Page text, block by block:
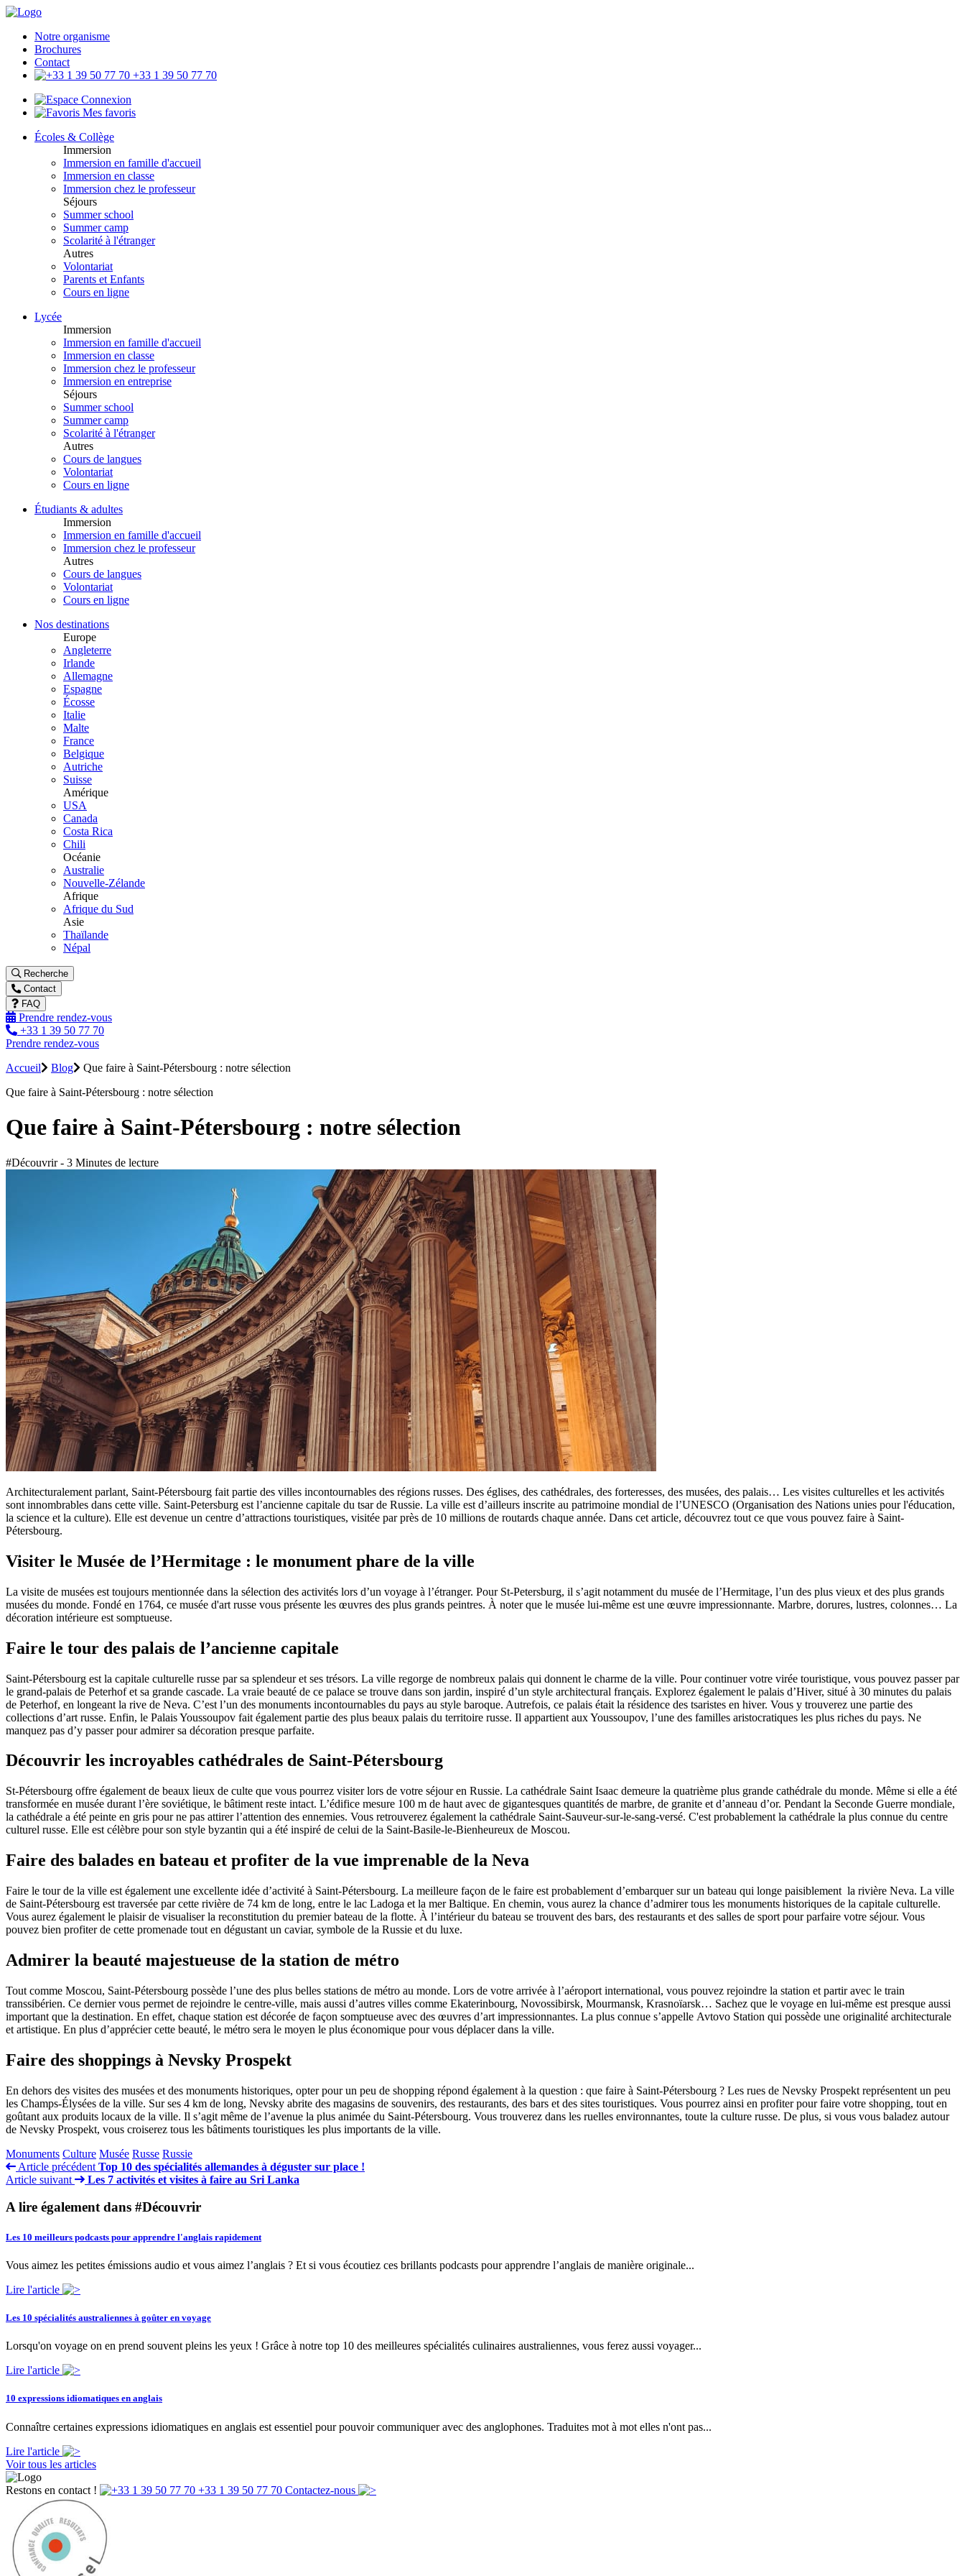
Notre organisme
Brochures
Contact
+33 1 39 50 77 70
Connexion
Mes favoris
Écoles & Collège
Immersion
Immersion en famille d'accueil
Immersion en classe
Immersion chez le professeur
Séjours
Summer school
Summer camp
Scolarité à l'étranger
Autres
Volontariat
Parents et Enfants
Cours en ligne
Lycée
Immersion
Immersion en famille d'accueil
Immersion en classe
Immersion chez le professeur
Immersion en entreprise
Séjours
Summer school
Summer camp
Scolarité à l'étranger
Autres
Cours de langues
Volontariat
Cours en ligne
Étudiants & adultes
Immersion
Immersion en famille d'accueil
Immersion chez le professeur
Autres
Cours de langues
Volontariat
Cours en ligne
Nos destinations
Europe
Angleterre
Irlande
Allemagne
Espagne
Écosse
Italie
Malte
France
Belgique
Autriche
Suisse
Amérique
USA
Canada
Costa Rica
Chili
Océanie
Australie
Nouvelle-Zélande
Afrique
Afrique du Sud
Asie
Thaïlande
Népal
Recherche
Contact
FAQ
Prendre rendez-vous
+33 1 39 50 77 70
Prendre rendez-vous
Accueil
Blog
Que faire à Saint-Pétersbourg : notre sélection
Que faire à Saint-Pétersbourg : notre sélection
Que faire à Saint-Pétersbourg : notre sélection
#Découvrir - 3 Minutes de lecture
Architecturalement parlant, Saint-Pétersbourg fait partie des villes incontournables des régions russes. Des églises, des cathédrales, des forteresses, des musées, des palais… Les visites culturelles et les activités
sont innombrables dans cette ville. Saint-Petersburg est l’ancienne capitale du tsar de Russie. La ville est d’ailleurs inscrite au patrimoine mondial de l’UNESCO (Organisation des Nations unies pour l'éducation,
la science et la culture). Elle est devenue un centre d’attractions touristiques, visitée par près de 10 millions de routards chaque année. Dans cet article, découvrez tout ce que vous pouvez faire à Saint-
Pétersbourg.
Visiter le Musée de l’Hermitage : le monument phare de la ville
La visite de musées est toujours mentionnée dans la sélection des activités lors d’un voyage à l’étranger. Pour St-Petersburg, il s’agit notamment du musée de l’Hermitage, l’un des plus vieux et des plus grands
musées du monde. Fondé en 1764, ce musée d'art russe vous présente les œuvres des plus grands peintres. À noter que le musée lui-même est une œuvre impressionnante. Marbre, dorures, lustres, colonnes… La
décoration intérieure est somptueuse.
Faire le tour des palais de l’ancienne capitale
Saint-Pétersbourg est la capitale culturelle russe par sa splendeur et ses trésors. La ville regorge de nombreux palais qui donnent le charme de la ville. Pour continuer votre virée touristique, vous pouvez passer par
le grand-palais de Peterhof et sa grande cascade. La vraie beauté de ce palace se trouve dans son jardin, inspiré d’un style architectural français. Explorez également le palais d’Hiver, situé à 30 minutes du palais
de Peterhof, en longeant la rive de Neva. C’est l’un des monuments incontournables du pays au style baroque. Autrefois, ce palais était la résidence des tsaristes en hiver. Vous y trouverez une partie des
collections d’art russe. Enfin, le Palais Youssoupov fait également partie des plus beaux palais du territoire russe. Il appartient aux Youssoupov, l’une des familles aristocratiques les plus riches du pays. Ne
manquez pas d’y passer pour admirer sa décoration presque parfaite.
Découvrir les incroyables cathédrales de Saint-Pétersbourg
St-Pétersbourg offre également de beaux lieux de culte que vous pourrez visiter lors de votre séjour en Russie. La cathédrale Saint Isaac demeure la quatrième plus grande cathédrale du monde. Même si elle a été
transformée en musée durant l’ère soviétique, le bâtiment reste intact. L’édifice mesure 100 m de haut avec de gigantesques quantités de marbre, de granite et d’anneau d’or. Pendant la Seconde Guerre mondiale,
la cathédrale a été peinte en gris pour ne pas attirer l’attention des ennemies. Vous retrouverez également la cathédrale Saint-Sauveur-sur-le-sang-versé. C'est probablement la cathédrale la plus connue du centre
culturel russe. Elle est célèbre pour son style byzantin qui a été inspiré de celui de la Saint-Basile-le-Bienheureux de Moscou.
Faire des balades en bateau et profiter de la vue imprenable de la Neva
Faire le tour de la ville est également une excellente idée d’activité à Saint-Pétersbourg. La meilleure façon de le faire est probablement d’embarquer sur un bateau qui longe paisiblement la rivière Neva. La ville
de Saint-Pétersbourg est traversée par cette rivière de 74 km de long, entre le lac Ladoga et la mer Baltique. En chemin, vous aurez la chance d’admirer tous les monuments historiques de la capitale culturelle.
Vous aurez également le plaisir de visualiser la reconstitution du premier bateau de la flotte. À l’intérieur du bateau se trouvent des bars, des restaurants et des salles de sport pour parfaire votre séjour. Vous
pouvez bien profiter de cette promenade tout en dégustant un caviar, symbole de la Russie et du luxe.
Admirer la beauté majestueuse de la station de métro
Tout comme Moscou, Saint-Pétersbourg possède l’une des plus belles stations de métro au monde. Lors de votre arrivée à l’aéroport international, vous pouvez rejoindre la station et partir avec le train
transsibérien. Ce dernier vous permet de rejoindre le centre-ville, mais aussi d’autres villes comme Ekaterinbourg, Novossibirsk, Mourmansk, Krasnoïarsk… Sachez que le voyage en lui-même est presque aussi
important que la destination. En effet, chaque station est décorée de façon somptueuse avec des œuvres d’art impressionnantes. La plus connue s’appelle Avtovo Station qui possède une originalité architecturale
et artistique. En plus d’apprécier cette beauté, le métro sera le moyen le plus économique pour vous déplacer dans la ville.
Faire des shoppings à Nevsky Prospekt
En dehors des visites des musées et des monuments historiques, opter pour un peu de shopping répond également à la question : que faire à Saint-Pétersbourg ? Les rues de Nevsky Prospekt représentent un peu
les Champs-Élysées de la ville. Sur ses 4 km de long, Nevsky abrite des magasins de souvenirs, des restaurants, des bars et des sites touristiques. Vous pourrez ainsi en profiter pour faire votre shopping, tout en
goûtant aux produits locaux de la ville. Il s’agit même de l’avenue la plus animée du Saint-Pétersbourg. Vous trouverez dans les ruelles environnantes, toute la culture russe. De plus, si vous vous baladez autour
de Nevsky Prospekt, vous croiserez tous les bâtiments touristiques les plus importants de la ville.
Monuments Culture Musée Russe Russie
Article précédent Top 10 des spécialités allemandes à déguster sur place !
Article suivant
Les 7 activités et visites à faire au Sri Lanka
A lire également dans #Découvrir
Les 10 meilleurs podcasts pour apprendre l'anglais rapidement
Vous aimez les petites émissions audio et vous aimez l’anglais ? Et si vous écoutiez ces brillants podcasts pour apprendre l’anglais de manière originale...
Lire l'article
Les 10 spécialités australiennes à goûter en voyage
Lorsqu'on voyage on en prend souvent pleins les yeux ! Grâce à notre top 10 des meilleures spécialités culinaires australiennes, vous ferez aussi voyager...
Lire l'article
10 expressions idiomatiques en anglais
Connaître certaines expressions idiomatiques en anglais est essentiel pour pouvoir communiquer avec des anglophones. Traduites mot à mot elles n'ont pas...
Lire l'article
Voir tous les articles
Restons en contact ! +33 1 39 50 77 70 Contactez-nous